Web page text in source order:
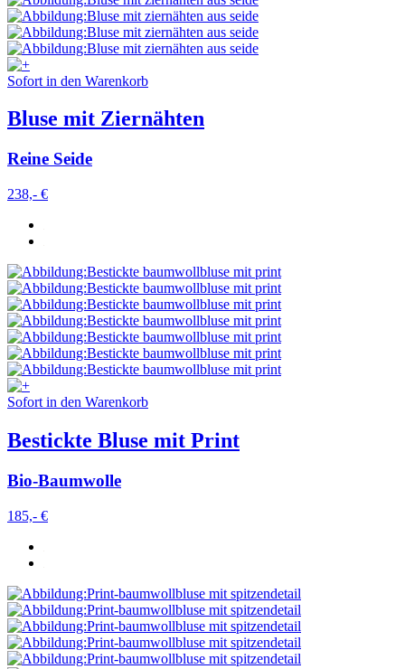
Sofort in den Warenkorb
Bluse mit Ziernähten
Reine Seide
238,- €
Sofort in den Warenkorb
Bestickte Bluse mit Print
Bio-Baumwolle
185,- €